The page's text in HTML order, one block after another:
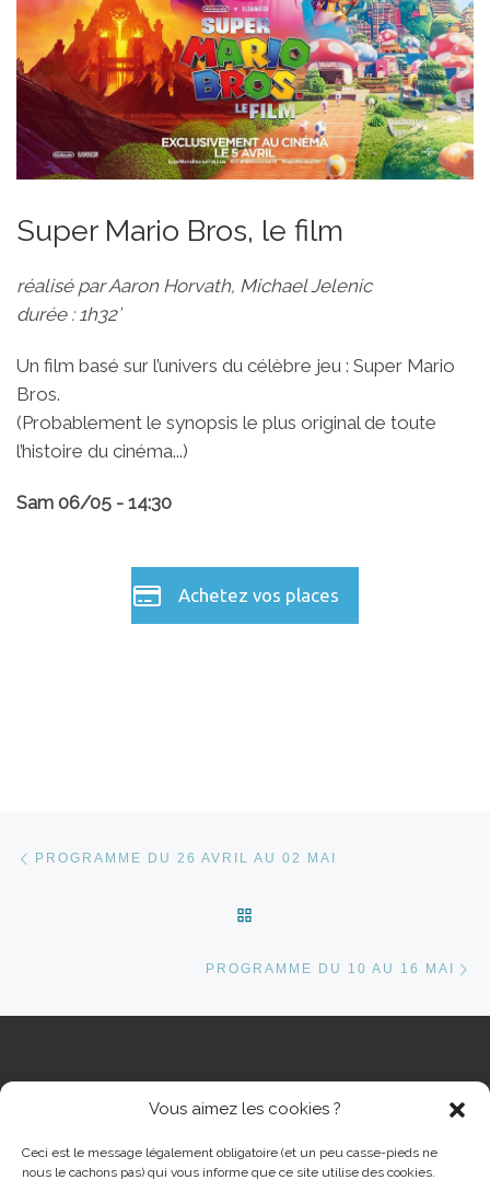
Vous aimez les cookies ?
Ceci est le message légalement obligatoire (et un peu casse-pieds ne
nous le cachons pas) qui vous informe que ce site utilise des cookies.
Super Mario Bros, le film
réalisé par Aaron Horvath, Michael Jelenic
durée : 1h32’
Un film basé sur l’univers du célèbre jeu : Super Mario
Bros.
(Probablement le synopsis le plus original de toute
l’histoire du cinéma...)
Sam 06/05 - 14:30
Achetez vos places
Parcourir les articles
PROGRAMME DU 26 AVRIL AU 02 MAI
PROGRAMME DU 10 AU 16 MAI